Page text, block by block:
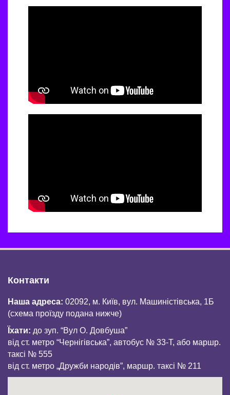
Контакти
Наша адреса: 02092, м. Київ, вул. Машиністівська, 1Б
(схема проїзду подана нижче)
Їхати: до зуп. “Вул О. Довбуша”
від ст. метро “Чернігівська”, автобус № 33-Т, або маршр.
таксі № 555
від ст. метро „Дружби народів”, маршр. таксі № 211